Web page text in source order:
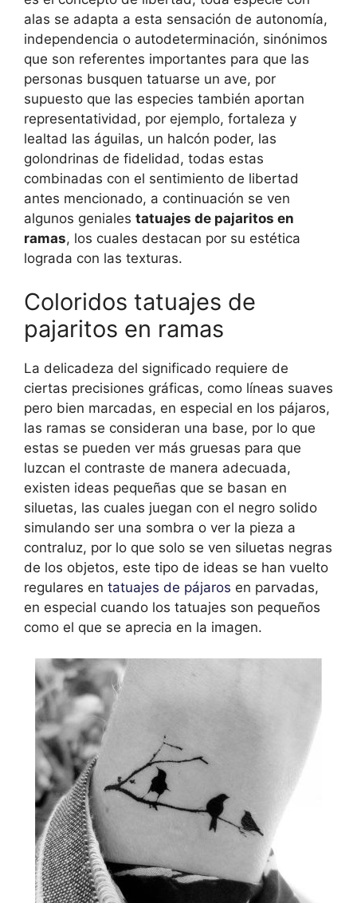
alas se adapta a esta sensación de autonomía,
independencia o autodeterminación, sinónimos
que son referentes importantes para que las
personas busquen tatuarse un ave, por
supuesto que las especies también aportan
representatividad, por ejemplo, fortaleza y
lealtad las águilas, un halcón poder, las
golondrinas de fidelidad, todas estas
combinadas con el sentimiento de libertad
antes mencionado, a continuación se ven
algunos geniales tatuajes de pajaritos en
ramas, los cuales destacan por su estética
lograda con las texturas.
Coloridos tatuajes de
pajaritos en ramas
La delicadeza del significado requiere de
ciertas precisiones gráficas, como líneas suaves
pero bien marcadas, en especial en los pájaros,
las ramas se consideran una base, por lo que
estas se pueden ver más gruesas para que
luzcan el contraste de manera adecuada,
existen ideas pequeñas que se basan en
siluetas, las cuales juegan con el negro solido
simulando ser una sombra o ver la pieza a
contraluz, por lo que solo se ven siluetas negras
de los objetos, este tipo de ideas se han vuelto
regulares en tatuajes de pájaros en parvadas,
en especial cuando los tatuajes son pequeños
como el que se aprecia en la imagen.